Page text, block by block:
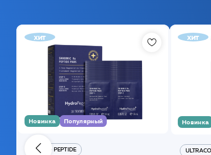
хит
Новинка Популярный
HYDRO PEPTIDE
хит
Новинка